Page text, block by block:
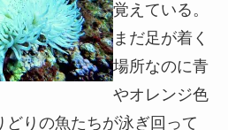
覚えている。
まだ足が着く
場所なのに青
やオレンジ色
りの魚たちが泳ぎ回って